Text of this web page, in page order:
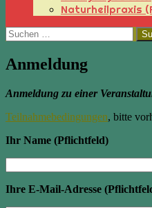
Naturheilpraxis
Suchen
nach:
Anmeldung
Anmeldung zu einer
Teilnahmebedingungen, bitte
Ihr Name (Pflichtfeld)
Ihre E-Mail-Adresse